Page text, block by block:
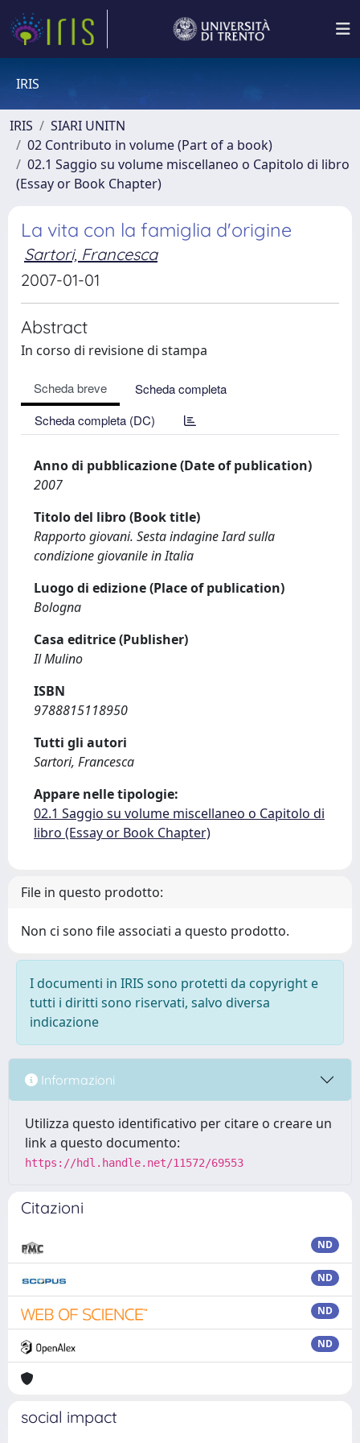
IRIS
IRIS
SIARI UNITN
02 Contributo in volume (Part of a book)
02.1 Saggio su volume miscellaneo o Capitolo di libro
(Essay or Book Chapter)
La vita con la famiglia d'origine
Sartori, Francesca
2007-01-01
Abstract
In corso di revisione di stampa
Scheda breve
Scheda completa
Scheda completa (DC)
Anno di pubblicazione (Date of publication)
2007
Titolo del libro (Book title)
Rapporto giovani. Sesta indagine Iard sulla
condizione giovanile in Italia
Luogo di edizione (Place of publication)
Bologna
Casa editrice (Publisher)
Il Mulino
ISBN
9788815118950
Tutti gli autori
Sartori, Francesca
Appare nelle tipologie:
02.1 Saggio su volume miscellaneo o Capitolo di
libro (Essay or Book Chapter)
File in questo prodotto:
Non ci sono file associati a questo prodotto.
I documenti in IRIS sono protetti da copyright e
tutti i diritti sono riservati, salvo diversa
indicazione
Informazioni
Utilizza questo identificativo per citare o creare un
link a questo documento:
https://hdl.handle.net/11572/69553
Citazioni
ND
ND
ND
ND
social impact